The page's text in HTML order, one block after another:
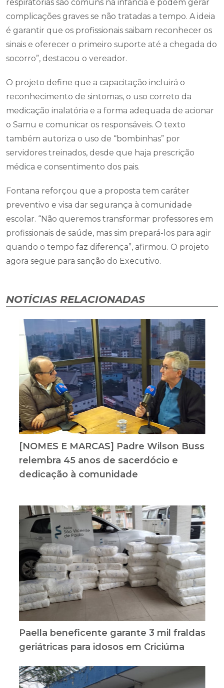
respiratórias são comuns na infância e podem gerar
complicações graves se não tratadas a tempo. A ideia
é garantir que os profissionais saibam reconhecer os
sinais e oferecer o primeiro suporte até a chegada do
socorro”, destacou o vereador.
O projeto define que a capacitação incluirá o
reconhecimento de sintomas, o uso correto da
medicação inalatória e a forma adequada de acionar
o Samu e comunicar os responsáveis. O texto
também autoriza o uso de “bombinhas” por
servidores treinados, desde que haja prescrição
médica e consentimento dos pais.
Fontana reforçou que a proposta tem caráter
preventivo e visa dar segurança à comunidade
escolar. “Não queremos transformar professores em
profissionais de saúde, mas sim prepará-los para agir
quando o tempo faz diferença”, afirmou. O projeto
agora segue para sanção do Executivo.
NOTÍCIAS RELACIONADAS
[NOMES E MARCAS] Padre Wilson Buss
relembra 45 anos de sacerdócio e
dedicação à comunidade
Paella beneficente garante 3 mil fraldas
geriátricas para idosos em Criciúma